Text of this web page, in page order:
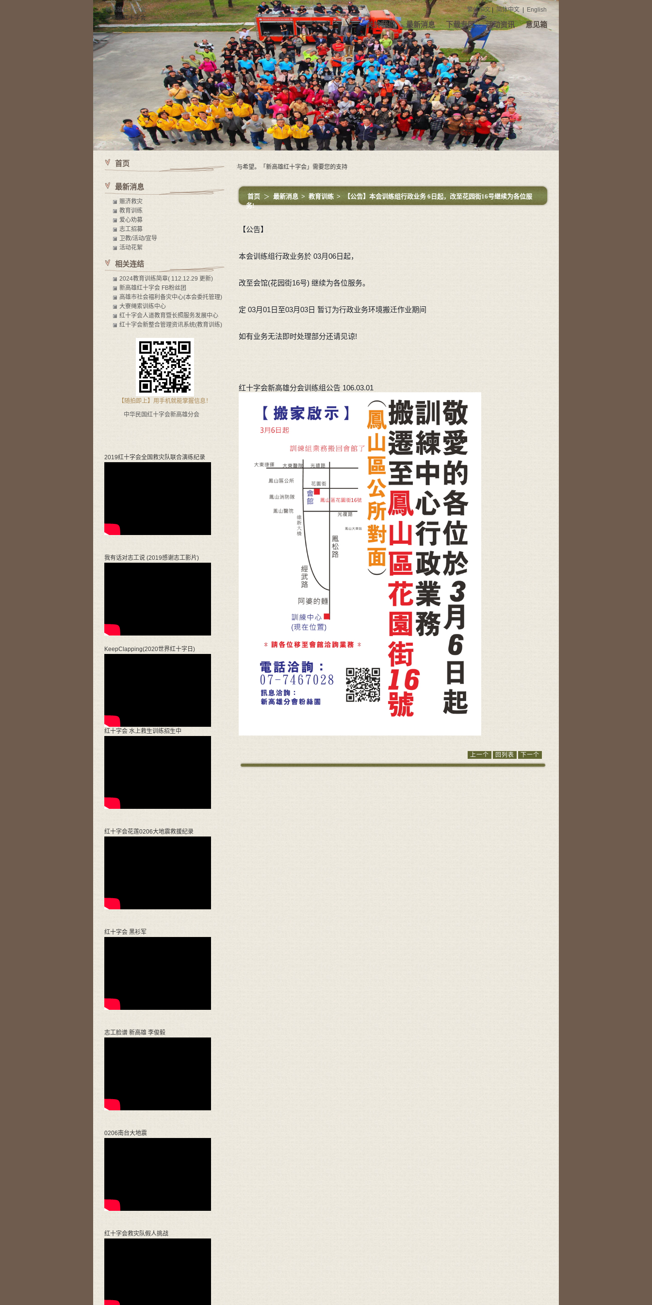
新高雄红十字会
新高雄红十字会
繁体中文|简体中文 English
关於我们 最新消息 下载专区 活动资讯 意见箱
使命 有苦难的地方就有红十字会，有红十字会的地方就有爱与希望。「新高雄红十字会」需要您的支持
首页 ＞ 最新消息 > 教育训练 >
【公告】本会训练组行政业务 6日起，改至花园街16号继续为各位服
务!
【公告】
本会训练组行政业务於 03月06日起，
改至会馆(花园街16号) 继续为各位服务。
定 03月01日至03月03日 暂订为行政业务环境搬迁作业期间
如有业务无法即时处理部分还请见谅!
红十字会新高雄分会训练组公告 106.03.01
上一个 回列表 下一个
首页
最新消息
赈济救灾
教育训练
爱心劝募
志工招募
卫教/活动/宣导
活动花絮
相关连结
2024教育训练简章( 112.12.29 更新)
新高雄红十字会 FB粉丝团
高雄市社会褔利备灾中心(本会委托管理)
大寮绳索训练中心
红十字会人道教育暨长照服务发展中心
红十字会新整合管理资讯系统(教育训练)
【随拍即上】用手机就能掌握信息！
中华民国红十字会新高雄分会
2019红十字会全国救灾队联合演练纪录
我有话对志工说 (2019感谢志工影片)
KeepClapping(2020世界红十字日)
红十字会 水上救生训练招生中
红十字会花莲0206大地震救援纪录
红十字会 黑衫军
志工脸谱 新高雄 李俊毅
0206南台大地震
红十字会救灾队假人挑战